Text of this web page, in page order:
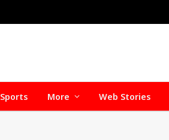
Sports More Web Stories